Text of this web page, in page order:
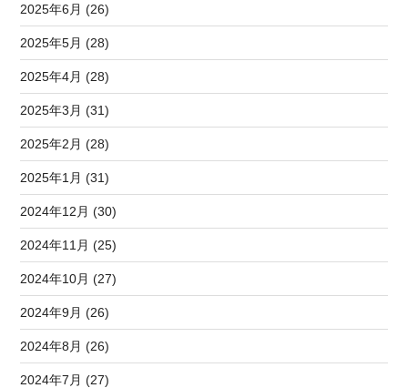
2025年6月 (26)
2025年5月 (28)
2025年4月 (28)
2025年3月 (31)
2025年2月 (28)
2025年1月 (31)
2024年12月 (30)
2024年11月 (25)
2024年10月 (27)
2024年9月 (26)
2024年8月 (26)
2024年7月 (27)